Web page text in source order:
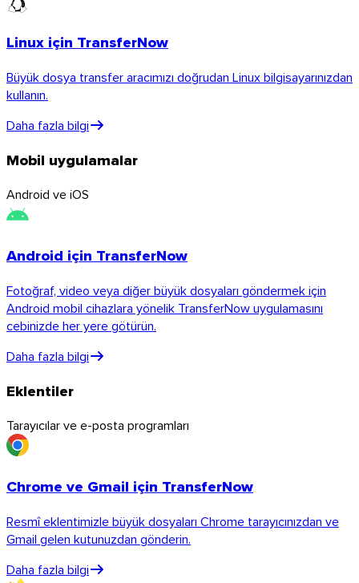
Linux için TransferNow
Büyük dosya transfer aracımızı doğrudan Linux bilgisayarınızdan
kullanın.
Daha fazla bilgi
Mobil uygulamalar
Android ve iOS
Android için TransferNow
Fotoğraf, video veya diğer büyük dosyaları göndermek için
Android mobil cihazlara yönelik TransferNow uygulamasını
cebinizde her yere götürün.
Daha fazla bilgi
Eklentiler
Tarayıcılar ve e-posta programları
Chrome ve Gmail için TransferNow
Resmî eklentimizle büyük dosyaları Chrome tarayıcınızdan ve
Gmail gelen kutunuzdan gönderin.
Daha fazla bilgi